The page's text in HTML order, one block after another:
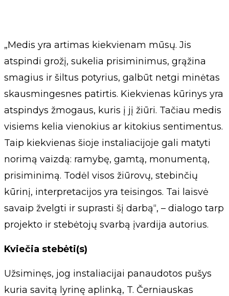
„Medis yra artimas kiekvienam mūsų. Jis
atspindi grožį, sukelia prisiminimus, grąžina
smagius ir šiltus potyrius, galbūt netgi minėtas
skausmingesnes patirtis. Kiekvienas kūrinys yra
atspindys žmogaus, kuris į jį žiūri. Tačiau medis
visiems kelia vienokius ar kitokius sentimentus.
Taip kiekvienas šioje instaliacijoje gali matyti
norimą vaizdą: ramybę, gamtą, monumentą,
prisiminimą. Todėl visos žiūrovų, stebinčių
kūrinį, interpretacijos yra teisingos. Tai laisvė
savaip žvelgti ir suprasti šį darbą“, – dialogo tarp
projekto ir stebėtojų svarbą įvardija autorius.
Kviečia stebėti(s)
Užsiminęs, jog instaliacijai panaudotos pušys
kuria savitą lyrinę aplinką, T. Černiauskas